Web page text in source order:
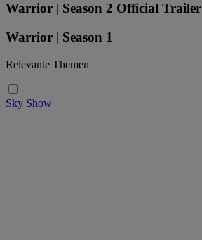
Warrior | Season 2 Official Trailer
Warrior | Season 1
Relevante Themen
Sky Show